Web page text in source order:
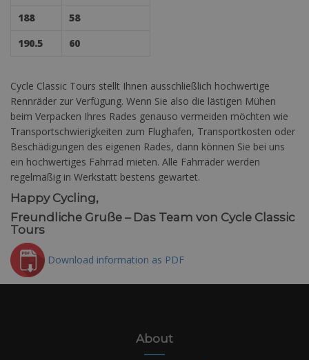
188
58
190.5
60
Cycle Classic Tours stellt Ihnen ausschließlich hochwertige
Rennräder zur Verfügung. Wenn Sie also die lästigen Mühen
beim Verpacken Ihres Rades genauso vermeiden möchten wie
Transportschwierigkeiten zum Flughafen, Transportkosten oder
Beschädigungen des eigenen Rades, dann können Sie bei uns
ein hochwertiges Fahrrad mieten. Alle Fahrräder werden
regelmäßig in Werkstatt bestens gewartet.
Happy Cycling,
Freundliche Gruße – Das Team von Cycle Classic
Tours
Download information as PDF
About